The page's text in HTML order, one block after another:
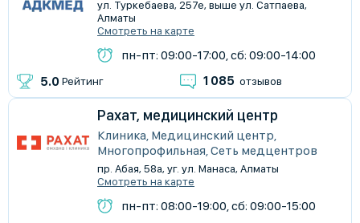
ул. Туркебаева, 257е, выше ул. Сатпаева,
Алматы
Смотреть на карте
пн-пт: 09:00-17:00, сб: 09:00-14:00
5.0 Рейтинг 1 085 отзывов
Рахат, медицинский центр
Клиника, Медицинский центр,
Многопрофильная, Сеть медцентров
пр. Абая, 58а, уг. ул. Манаса, Алматы
Смотреть на карте
пн-пт: 08:00-19:00, сб: 09:00-15:00